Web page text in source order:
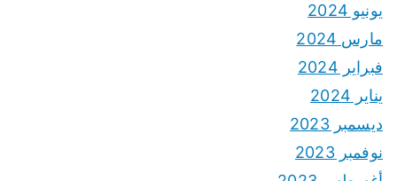
يونيو 2024
مارس 2024
فبراير 2024
يناير 2024
ديسمبر 2023
نوفمبر 2023